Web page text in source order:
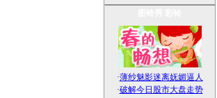
·薄纱魅影迷离妩媚逼人
·破解今日股市大盘走势